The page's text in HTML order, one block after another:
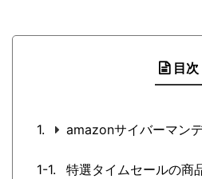
目次
amazonサイバーマン
特選タイムセールの商